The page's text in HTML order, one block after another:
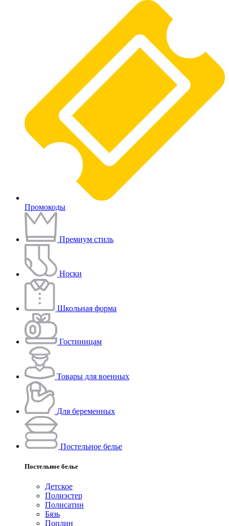
Промокоды
Премиум стиль
Носки
Школьная форма
Гостиницам
Товары для военных
Для беременных
Постельное белье
Постельное белье
Детское
Полиэстeр
Полисатин
Бязь
Поплин